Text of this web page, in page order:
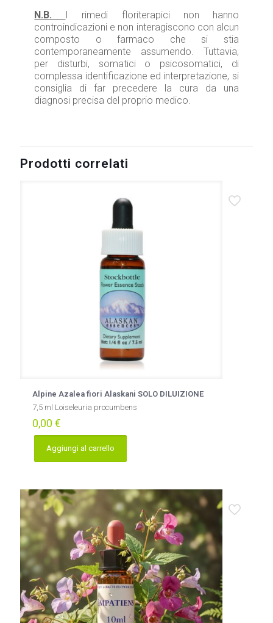
N.B. I rimedi floriterapici non hanno
controindicazioni e non interagiscono con alcun
composto o farmaco che si stia
contemporaneamente assumendo. Tuttavia,
per disturbi, somatici o psicosomatici, di
complessa identificazione ed interpretazione, si
consiglia di far precedere la cura da una
diagnosi precisa del proprio medico.
Prodotti correlati
Alpine Azalea fiori Alaskani SOLO DILUIZIONE
7,5 ml Loiseleuria procumbens
0,00 €
Aggiungi al carrello